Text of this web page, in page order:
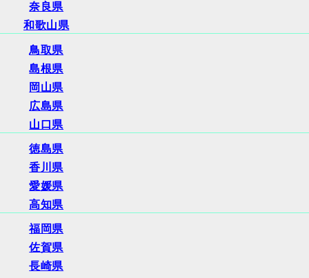
奈良県
和歌山県
鳥取県
島根県
岡山県
広島県
山口県
徳島県
香川県
愛媛県
高知県
福岡県
佐賀県
長崎県